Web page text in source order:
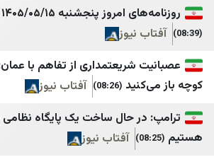
قسد
PYD
نورث برس
ANF Arabic
كرد أونلاين
وكالة هاوار للأنباء
امروز پنجشنبه ۱۴۰۵/۰۵/۱۵
نیوز
شریعتمداری از تفاهم با عمان: برای فرار
(08:26)
آفتاب نیوز
حال ساخت یک پایگاه نظامی در زیر کاخ
آفتاب نیوز